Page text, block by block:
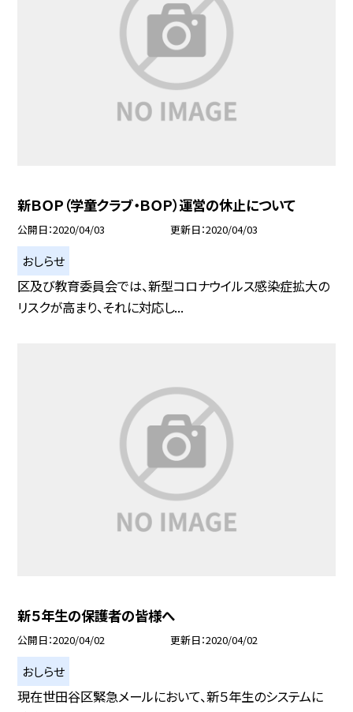
新ＢＯＰ（学童クラブ・ＢＯＰ）運営の休止について
公開日 2020/04/03 更新日 2020/04/03
おしらせ
区及び教育委員会では、新型コロナウイルス感染症拡大の
リスクが高まり、それに対応し...
新５年生の保護者の皆様へ
公開日 2020/04/02 更新日 2020/04/02
おしらせ
現在世田谷区緊急メールにおいて、新５年生のシステムに